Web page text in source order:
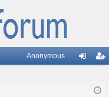
Anonymous
ис